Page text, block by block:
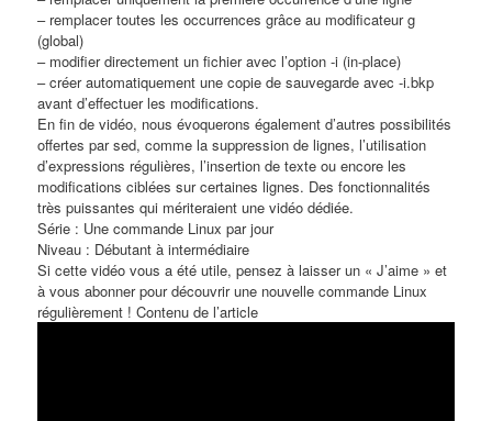
– remplacer toutes les occurrences grâce au modificateur g
(global)
– modifier directement un fichier avec l’option -i (in-place)
– créer automatiquement une copie de sauvegarde avec -i.bkp
avant d’effectuer les modifications.
En fin de vidéo, nous évoquerons également d’autres possibilités
offertes par sed, comme la suppression de lignes, l’utilisation
d’expressions régulières, l’insertion de texte ou encore les
modifications ciblées sur certaines lignes. Des fonctionnalités
très puissantes qui mériteraient une vidéo dédiée.
Série : Une commande Linux par jour
Niveau : Débutant à intermédiaire
Si cette vidéo vous a été utile, pensez à laisser un « J’aime » et
à vous abonner pour découvrir une nouvelle commande Linux
régulièrement ! Contenu de l’article